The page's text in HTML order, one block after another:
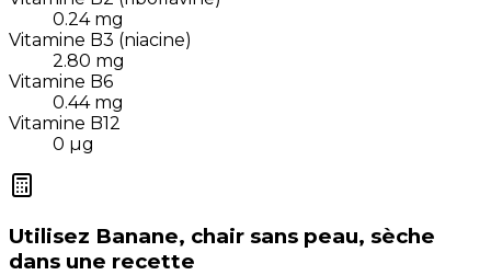
0.24 mg
Vitamine B3 (niacine)
2.80 mg
Vitamine B6
0.44 mg
Vitamine B12
0 µg
Utilisez Banane, chair sans peau, sèche
dans une recette